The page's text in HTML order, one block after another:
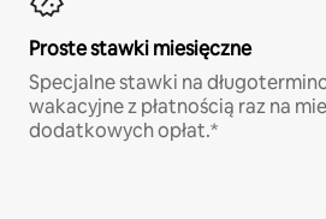
Proste stawki miesięczne
Specjalne stawki na
wakacyjne z płatnością raz na
dodatkowych opłat.*